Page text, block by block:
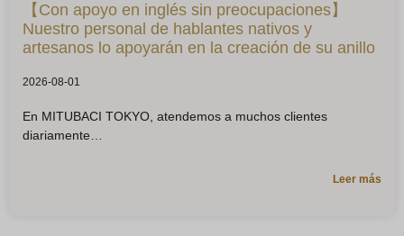
【Con apoyo en inglés sin preocupaciones】
Nuestro personal de hablantes nativos y
artesanos lo apoyarán en la creación de su anillo
2026-08-01
En MITUBACI TOKYO, atendemos a muchos clientes
diariamente
Leer más